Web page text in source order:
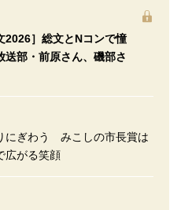
2026］総文とNコンで憧
部・前原さん、磯部さ
にぎわう みこしの市長賞は
がる笑顔